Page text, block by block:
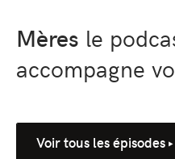
Mères le
accompagne
Voir tous les épisodes